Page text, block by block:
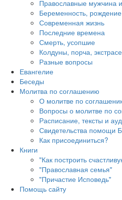
Православные мужчина
Беременность,
Современная жизнь
Последние времена
Смерть, усопшие
Колдуны, порча,
Разные вопросы
Евангелие
Беседы
Молитва по соглашению
О молитве по
Вопросы о молитве по
Расписание, тексты и
Свидетельства помощи
Как присоединиться?
Книги
"Как построить
"Православная семья"
"Причастие Исповедь"
Помощь сайту